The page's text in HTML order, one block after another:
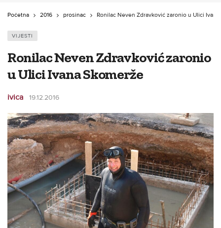
Početna 2016 prosinac Ronilac Neven Zdravković zaronio u Ulici
VIJESTI
Ronilac Neven Zdravković zaronio
u Ulici Ivana Skomerže
ivica 19.12.2016